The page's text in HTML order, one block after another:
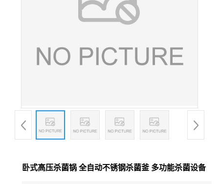
卧式高压杀菌锅 全自动不锈钢杀菌釜 多功能杀菌设备